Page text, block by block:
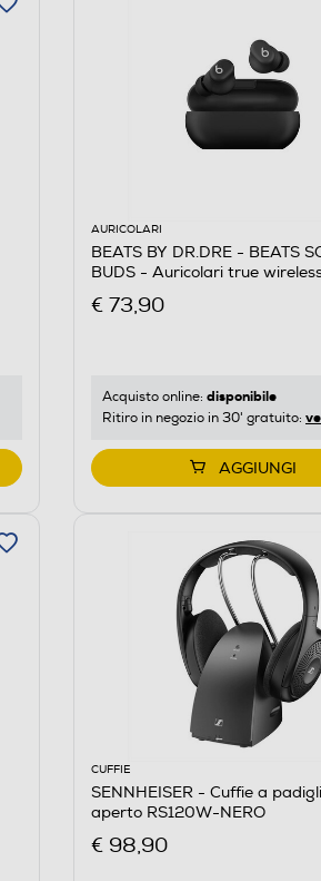
AURICOLARI
BEATS BY DR.DRE - BEATS
BUDS - Auricolari true
€ 73,90
Acquisto online: disponibile
Ritiro in negozio in 30' gratuito:
AGGIUNGI
CUFFIE
SENNHEISER - Cuffie a
aperto RS120W-NERO
€ 98,90